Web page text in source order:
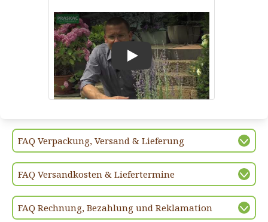
Play
FAQ Verpackung, Versand & Lieferung
FAQ Versandkosten & Liefertermine
FAQ Rechnung, Bezahlung und Reklamation